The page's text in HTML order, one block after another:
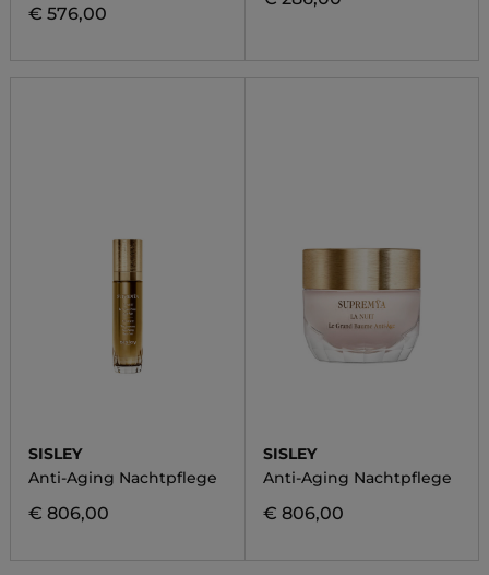
€ 576,00
SISLEY
Anti-Aging Nachtpflege
€ 806,00
SISLEY
Anti-Aging Nachtpflege
€ 806,00